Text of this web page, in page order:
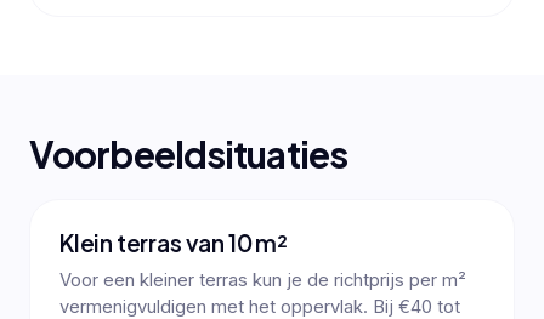
Voorbeeldsituaties
Klein terras van 10 m²
Voor een kleiner terras kun je de richtprijs per m²
vermenigvuldigen met het oppervlak. Bij €40 tot